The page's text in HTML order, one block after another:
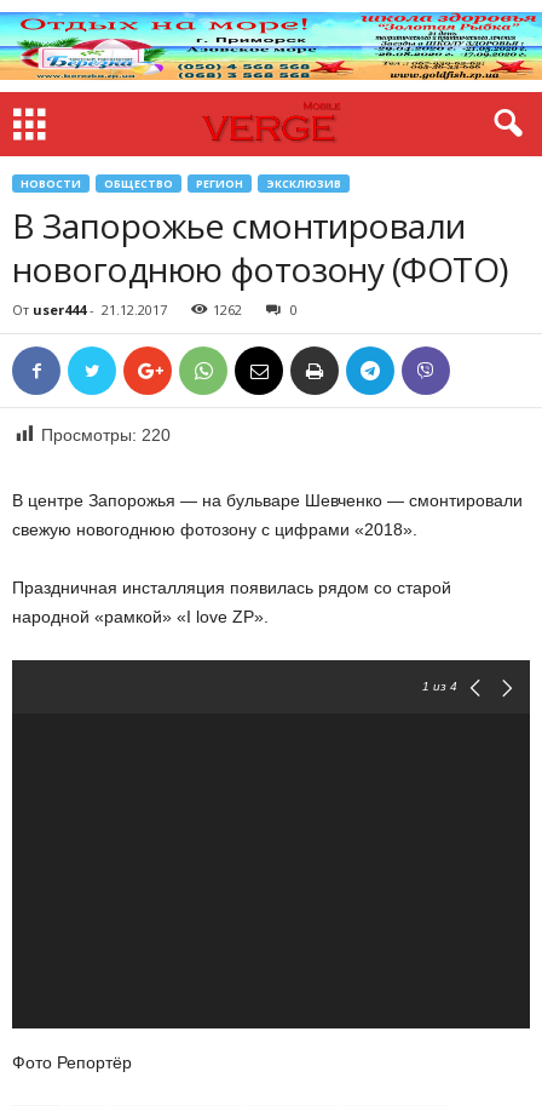
НОВОСТИ ОБЩЕСТВО РЕГИОН ЭКСКЛЮЗИВ
В Запорожье смонтировали
новогоднюю фотозону (ФОТО)
От user444- 21.12.2017 1262 0
Просмотры: 220
В центре Запорожья — на бульваре Шевченко — смонтировали
свежую новогоднюю фотозону с цифрами «2018».
Праздничная инсталляция появилась рядом со старой
народной «рамкой» «I love ZP».
1 из 4
Фото Репортёр